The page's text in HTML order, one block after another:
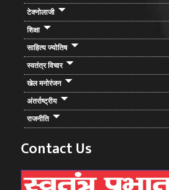
टेक्नोलाजी
शिक्षा
साहित्य ज्योतिष
स्वतंत्र विचार
खेल मनोरंजन
अंतर्राष्ट्रीय
राजनीति
Contact Us